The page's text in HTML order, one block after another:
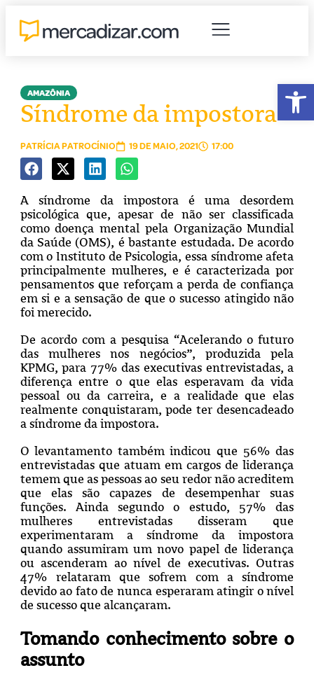
AMAZÔNIA
Síndrome da impostora
PATRÍCIA PATROCÍNIO 19 DE MAIO, 2021 17:00
A síndrome da impostora é uma desordem
psicológica que, apesar de não ser classificada
como doença mental pela Organização Mundial
da Saúde (OMS), é bastante estudada. De acordo
com o Instituto de Psicologia, essa síndrome afeta
principalmente mulheres, e é caracterizada por
pensamentos que reforçam a perda de confiança
em si e a sensação de que o sucesso atingido não
foi merecido.
De acordo com a pesquisa “Acelerando o futuro
das mulheres nos negócios”, produzida pela
KPMG, para 77% das executivas entrevistadas, a
diferença entre o que elas esperavam da vida
pessoal ou da carreira, e a realidade que elas
realmente conquistaram, pode ter desencadeado
a síndrome da impostora.
O levantamento também indicou que 56% das
entrevistadas que atuam em cargos de liderança
temem que as pessoas ao seu redor não acreditem
que elas são capazes de desempenhar suas
funções. Ainda segundo o estudo, 57% das
mulheres entrevistadas disseram que
experimentaram a síndrome da impostora
quando assumiram um novo papel de liderança
ou ascenderam ao nível de executivas. Outras
47% relataram que sofrem com a síndrome
devido ao fato de nunca esperaram atingir o nível
de sucesso que alcançaram.
Tomando conhecimento sobre o
assunto